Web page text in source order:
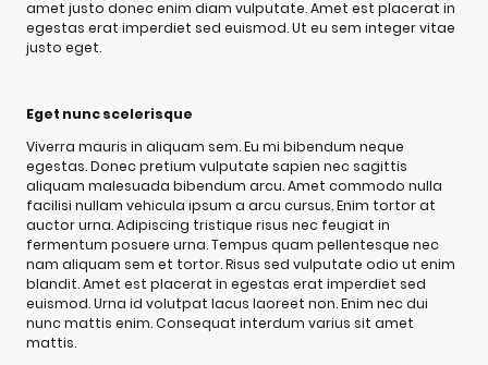
amet justo donec enim diam vulputate. Amet est placerat in
egestas erat imperdiet sed euismod. Ut eu sem integer vitae
justo eget.
Eget nunc scelerisque
Viverra mauris in aliquam sem. Eu mi bibendum neque
egestas. Donec pretium vulputate sapien nec sagittis
aliquam malesuada bibendum arcu. Amet commodo nulla
facilisi nullam vehicula ipsum a arcu cursus. Enim tortor at
auctor urna. Adipiscing tristique risus nec feugiat in
fermentum posuere urna. Tempus quam pellentesque nec
nam aliquam sem et tortor. Risus sed vulputate odio ut enim
blandit. Amet est placerat in egestas erat imperdiet sed
euismod. Urna id volutpat lacus laoreet non. Enim nec dui
nunc mattis enim. Consequat interdum varius sit amet
mattis.